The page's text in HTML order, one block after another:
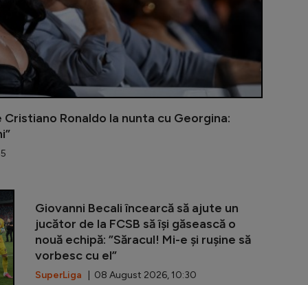
Ronaldo la nunta cu Georgina:
Giovanni Becali încearcă să ajute un
jucător de la FCSB să își găsească o
nouă echipă: ”Săracul! Mi-e și rușine să
vorbesc cu el”
SuperLiga | 08 August 2026, 10:30